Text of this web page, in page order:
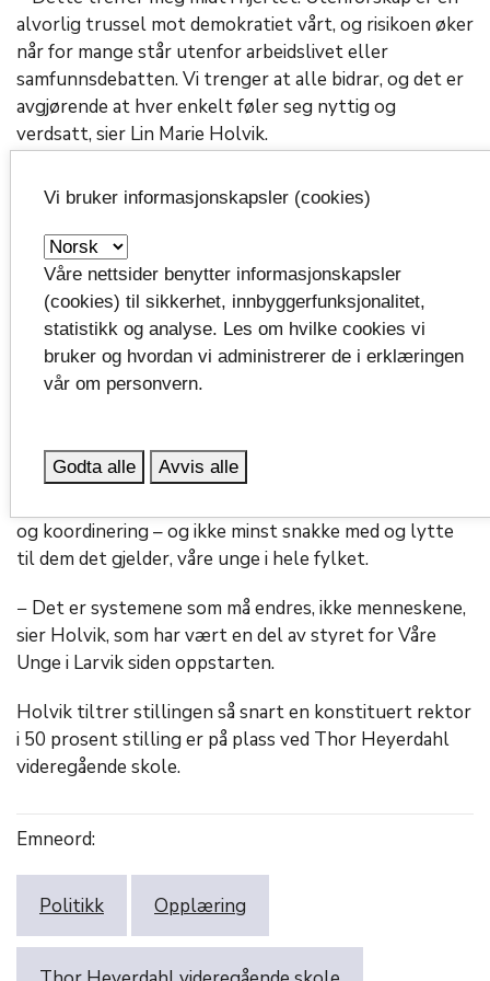
alvorlig trussel mot demokratiet vårt, og risikoen øker
når for mange står utenfor arbeidslivet eller
samfunnsdebatten. Vi trenger at alle bidrar, og det er
avgjørende at hver enkelt føler seg nyttig og
verdsatt, sier Lin Marie Holvik.
− Systemene må endres, ikke
menneskene
Holvik er opptatt av radikal tjenesteinnovasjon.
− Vi må finne bedre måter å yte tjenestene våre på, og
det starter innenfra. Alle fylkets seks kommuner,
har både kunnskapen, folkene og ressursene. Alle står
vi overfor de samme utfordringene – og ungdommen
og koordinering – og ikke minst snakke med og lytte
til dem det gjelder, våre unge i hele fylket.
− Det er systemene som må endres, ikke menneskene,
sier Holvik, som har vært en del av styret for Våre
Unge i Larvik siden oppstarten.
Holvik tiltrer stillingen så snart en konstituert rektor
i 50 prosent stilling er på plass ved Thor Heyerdahl
videregående skole.
Emneord:
Politikk Opplæring
Vi bruker informasjonskapsler (cookies)
Våre nettsider benytter informasjonskapsler
(cookies) til sikkerhet, innbyggerfunksjonalitet,
statistikk og analyse. Les om hvilke cookies vi
bruker og hvordan vi administrerer de i erklæringen
vår om personvern.
Godta alle Avvis alle